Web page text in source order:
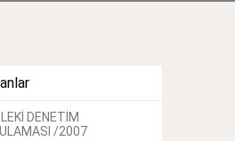
DENETİM
/2007